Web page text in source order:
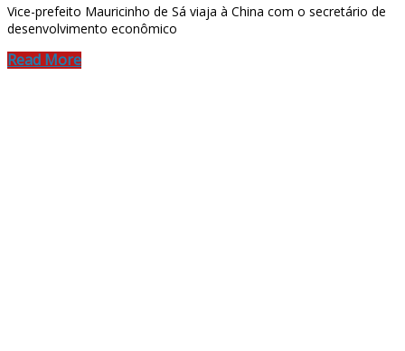
Vice-prefeito Mauricinho de Sá viaja à China com o secretário de
desenvolvimento econômico
Read More